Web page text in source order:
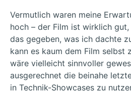
Vermutlich waren meine
hoch – der Film ist wirklich
das gegeben, was ich dachte
kann es kaum dem Film selbst
wäre vielleicht sinnvoller
ausgerechnet die beinahe
in Technik-Showcases zu